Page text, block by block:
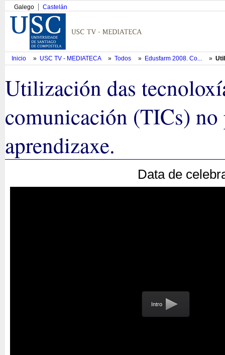
Galego Castelán
Inicio » USC TV - MEDIATECA » Todos » Edusfarm 2008. Co... »
Utilización das
comunicación (TICs) no
aprendizaxe.
Data de
Intro